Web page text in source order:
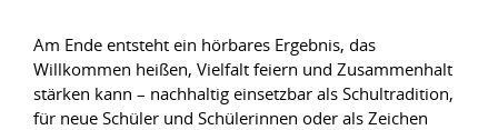
Am Ende entsteht ein hörbares Ergebnis, das
Willkommen heißen, Vielfalt feiern und Zusammenhalt
stärken kann – nachhaltig einsetzbar als Schultradition,
für neue Schüler und Schülerinnen oder als Zeichen